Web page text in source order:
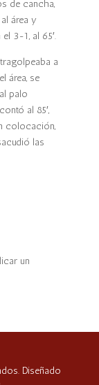
de cancha,
área y
3-1, al 65′.
a
área, se
palo
al 85′,
colocación,
las
un
Diseñado